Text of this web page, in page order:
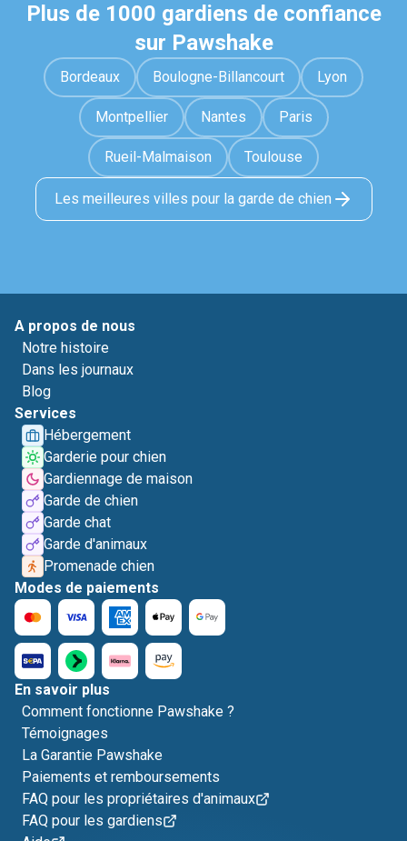
Plus de 1000 gardiens de confiance
sur Pawshake
Bordeaux Boulogne-Billancourt Lyon
Montpellier Nantes Paris
Rueil-Malmaison Toulouse
Les meilleures villes pour la garde de chien
A propos de nous
Notre histoire
Dans les journaux
Blog
Services
Hébergement
Garderie pour chien
Gardiennage de maison
Garde de chien
Garde chat
Garde d'animaux
Promenade chien
Modes de paiements
En savoir plus
Comment fonctionne Pawshake ?
Témoignages
La Garantie Pawshake
Paiements et remboursements
FAQ pour les propriétaires d'animaux
FAQ pour les gardiens